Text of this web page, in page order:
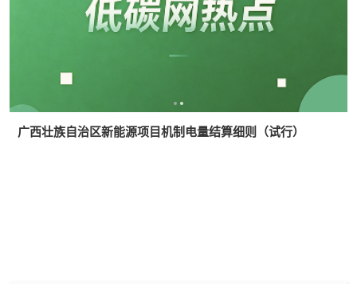
广西壮族自治区新能源项目机制电量结算细则（试行）